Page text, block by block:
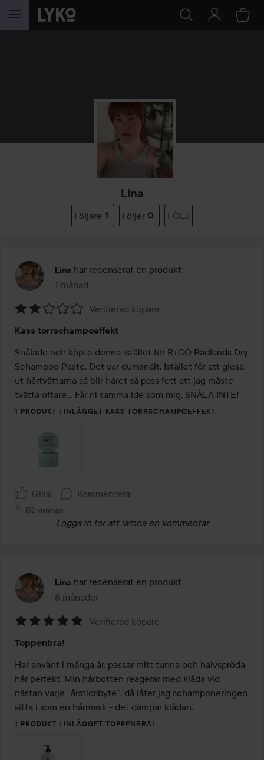
HOPPA TILL INNEHÅLLET
Lina
Följare 1 Följer 0 FÖLJ
Lina har recenserat en produkt
1 månad
Inlägget skapades 1 månad
2
av
5
Verifierad köpare
Kass torrschampoeffekt
Snålade och köpte denna istället för R+CO Badlands Dry
Schampoo Paste. Det var dumsnålt. Istället för att glesa
ut hårtvättarna så blir håret så pass fett att jag måste
tvätta oftare… Får ni samma idé som mig, SNÅLA INTE!
1 PRODUKT I INLÄGGET KASS TORRSCHAMPOEFFEKT
Gilla Kommentera
152 visningar
Logga in för att lämna en kommentar
Lina har recenserat en produkt
8 månader
Inlägget skapades 8 månader
5
av
5
Verifierad köpare
Toppenbra!
Har använt i många år, passar mitt tunna och halvspröda
hår perfekt. Min hårbotten reagerar med klåda vid
nästan varje ”årstidsbyte”, då låter jag schamponeringen
sitta i som en hårmask - det dämpar klådan.
1 PRODUKT I INLÄGGET TOPPENBRA!